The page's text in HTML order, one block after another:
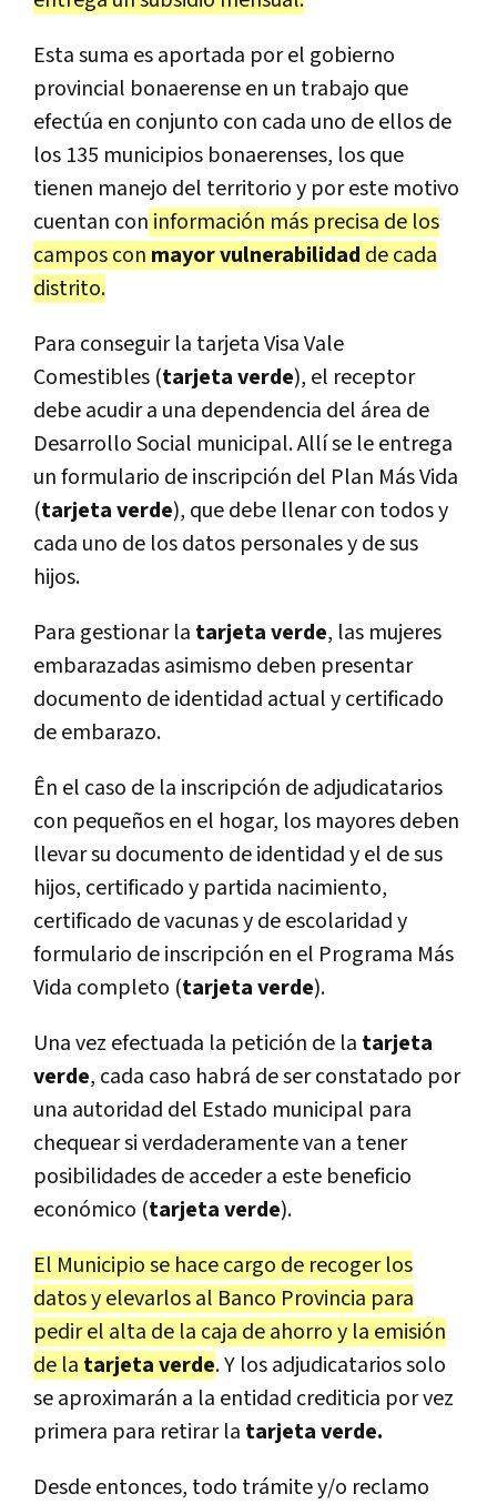
Esta suma es aportada por el gobierno
provincial bonaerense en un trabajo que
efectúa en conjunto con cada uno de ellos de
los 135 municipios bonaerenses, los que
tienen manejo del territorio y por este motivo
cuentan con información más precisa de los
campos con mayor vulnerabilidad de cada
distrito.
Para conseguir la tarjeta Visa Vale
Comestibles (tarjeta verde), el receptor
debe acudir a una dependencia del área de
Desarrollo Social municipal. Allí se le entrega
un formulario de inscripción del Plan Más Vida
(tarjeta verde), que debe llenar con todos y
cada uno de los datos personales y de sus
hijos.
Para gestionar la tarjeta verde, las mujeres
embarazadas asimismo deben presentar
documento de identidad actual y certificado
de embarazo.
Ên el caso de la inscripción de adjudicatarios
con pequeños en el hogar, los mayores deben
llevar su documento de identidad y el de sus
hijos, certificado y partida nacimiento,
certificado de vacunas y de escolaridad y
formulario de inscripción en el Programa Más
Vida completo (tarjeta verde).
Una vez efectuada la petición de la tarjeta
verde, cada caso habrá de ser constatado por
una autoridad del Estado municipal para
chequear si verdaderamente van a tener
posibilidades de acceder a este beneficio
económico (tarjeta verde).
El Municipio se hace cargo de recoger los
datos y elevarlos al Banco Provincia para
pedir el alta de la caja de ahorro y la emisión
de la tarjeta verde. Y los adjudicatarios solo
se aproximarán a la entidad crediticia por vez
primera para retirar la tarjeta verde.
Desde entonces, todo trámite y/o reclamo